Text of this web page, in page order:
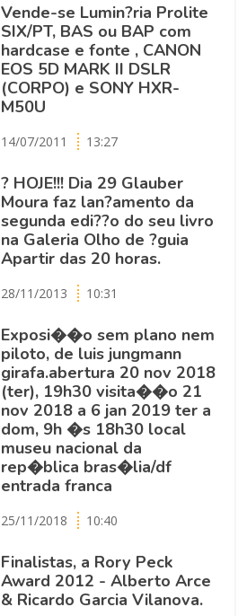
Vende-se Lumin?ria Prolite
SIX/PT, BAS ou BAP com
hardcase e fonte , CANON
EOS 5D MARK II DSLR
(CORPO) e SONY HXR-
M50U
14/07/2011 13:27
? HOJE!!! Dia 29 Glauber
Moura faz lan?amento da
segunda edi??o do seu livro
na Galeria Olho de ?guia
Apartir das 20 horas.
28/11/2013 10:31
Exposi��o sem plano nem
piloto, de luis jungmann
girafa.abertura 20 nov 2018
(ter), 19h30 visita��o 21
nov 2018 a 6 jan 2019 ter a
dom, 9h �s 18h30 local
museu nacional da
rep�blica bras�lia/df
entrada franca
25/11/2018 10:40
Finalistas, a Rory Peck
Award 2012 - Alberto Arce
& Ricardo Garcia Vilanova.